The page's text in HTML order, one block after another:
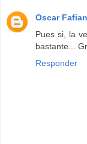
Oscar Fafian
Pues si, la
bastante...
Responder